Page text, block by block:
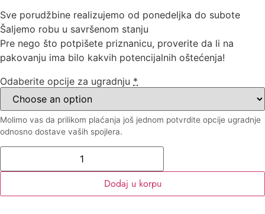
Sve porudžbine realizujemo od ponedeljka do subote
Šaljemo robu u savršenom stanju
Pre nego što potpišete priznanicu, proverite da li na
pakovanju ima bilo kakvih potencijalnih oštećenja!
Odaberite opcije za ugradnju *
Molimo vas da prilikom plaćanja još jednom potvrdite opcije ugradnje
odnosno dostave vaših spojlera.
Dodaj u korpu